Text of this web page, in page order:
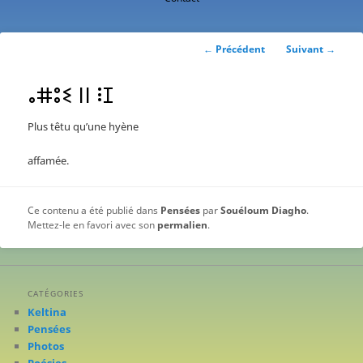
Navigation
← Précédent Suivant →
ⴰⵌⵓⵉ ⵏⵏ ⵗⵊ
Plus têtu qu’une hyène
affamée.
Ce contenu a été publié dans Pensées parSouéloum Diagho.
Mettez-le en favori avec son permalien.
CATÉGORIES
Keltina
Pensées
Photos